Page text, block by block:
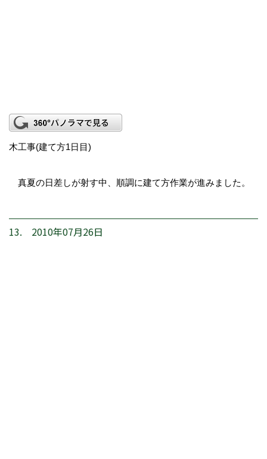
木工事(建て方1日目)
真夏の日差しが射す中、順調に建て方作業が進みました。
13. 2010年07月26日